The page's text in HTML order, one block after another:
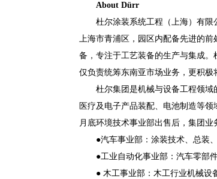
About Dürr
杜尔涂装系统工程（上海）有
上海市青浦区，园区内配备先进的
备，专注于工艺装备的生产与集成
仅负责统筹东南亚市场业务，更积极
杜尔集团是机械与设备工程领域
医疗及电子产品装配、电池制造等
月底环境技术事业部出售后，集团业
●汽车事业部：涂装技术、总装
●工业自动化事业部：汽车零部
● 木工事业部：木工行业机械设